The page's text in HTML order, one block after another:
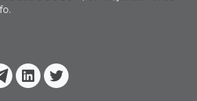
Linkedin
Twitter